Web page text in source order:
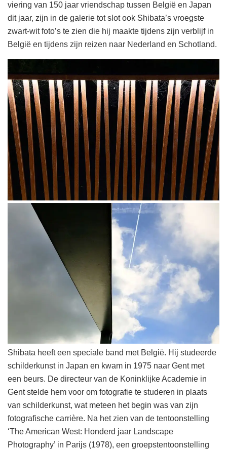
viering van 150 jaar vriendschap tussen België en Japan
dit jaar, zijn in de galerie tot slot ook Shibata’s vroegste
zwart-wit foto’s te zien die hij maakte tijdens zijn verblijf in
België en tijdens zijn reizen naar Nederland en Schotland.
Shibata heeft een speciale band met België. Hij studeerde
schilderkunst in Japan en kwam in 1975 naar Gent met
een beurs. De directeur van de Koninklijke Academie in
Gent stelde hem voor om fotografie te studeren in plaats
van schilderkunst, wat meteen het begin was van zijn
fotografische carrière. Na het zien van de tentoonstelling
‘The American West: Honderd jaar Landscape
Photography’ in Parijs (1978), een groepstentoonstelling